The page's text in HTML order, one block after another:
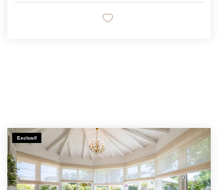
Exclusif